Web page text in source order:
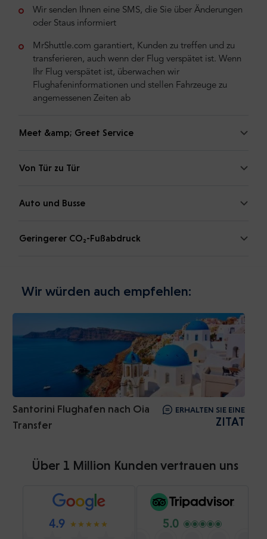
Wir senden Ihnen eine SMS, die Sie über Änderungen
oder Staus informiert
MrShuttle.com garantiert, Kunden zu treffen und zu
transferieren, auch wenn der Flug verspätet ist. Wenn
Ihr Flug verspätet ist, überwachen wir
Flughafeninformationen und stellen Fahrzeuge zu
angemessenen Zeiten ab
Meet &amp; Greet Service
Von Tür zu Tür
Auto und Busse
Geringerer CO₂-Fußabdruck
Wir würden auch empfehlen:
Santorini Flughafen nach Oia
Transfer
ERHALTEN SIE EINE
ZITAT
Über 1 Million Kunden vertrauen uns
4.9 5.0